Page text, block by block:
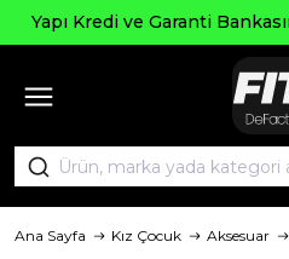
Yapı Kredi ve Garanti
Ana Sayfa Kız Çocuk Aksesuar